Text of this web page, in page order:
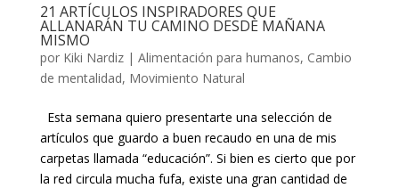
21 ARTÍCULOS INSPIRADORES QUE
ALLANARÁN TU CAMINO DESDE MAÑANA
MISMO
por Kiki Nardiz| Alimentación para humanos, Cambio
de mentalidad, Movimiento Natural
Esta semana quiero presentarte una selección de
artículos que guardo a buen recaudo en una de mis
carpetas llamada “educación”. Si bien es cierto que por
la red circula mucha fufa, existe una gran cantidad de